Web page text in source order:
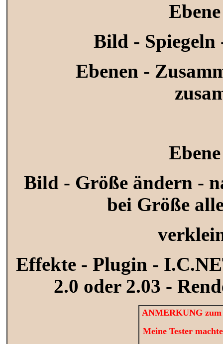
Bild - Spiegeln
Ebenen -
Bild - Größe ändern -
bei Größe
Effekte - Plugin -
2.0 oder 2.03 -
ANMERKUNG
Meine Tester